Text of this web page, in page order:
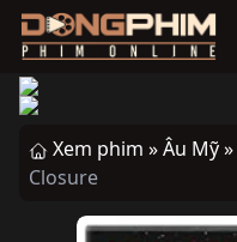
Xem phim »Âu Mỹ »
Closure